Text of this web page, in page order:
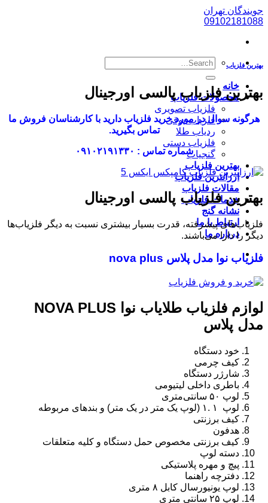
پرش
به
جویندگان تهران
09102181088
خانه
محصولات فلزیاب
فلزیاب تصویری
فلزیاب بوقی
ردیاب طلا
فلزیاب دستی
گنجیاب
بهترین فلزیاب
ارزانترین فلزیاب
مقالات فلزیاب
خدمات فلزیاب
نشانه گنج
ارتباط با ما
درباره ما
بهترین فلزیاب
بهترین فلزیاب پالسی اورجینال
هرگونه سوال در مورد خرید فلزیاب دارید با کارشناسان فروش ما
تماس بگیرید.
شماره تماس : ۰۹۱۰۲۱۹۱۳۳۰
بهترین فلزیاب پالسی اورجینال
فلزیاب‌های پیشرفته، قدرت بسیار بیشتری نسبت به دیگر فلزیاب‌ها
دیگر را دارا می‌باشند.
فلزیاب نوا مدل پلاس nova plus
لوازم فلزیاب طلایاب نوا NOVA PLUS
مدل پلاس
خود دستگاه
کیف چرمی
شارژر دستگاه
باطری داخلی لیتیومی
لوپ ۵۰ سانتی‌متری
لوپ ۱ .۱ (لوپ یک متر در یک متر) و بندهای مربوطه
کیف برزنتی
هدفون
کیف برزنتی مخصوص حمل دستگاه و کلیه متعلقات
دسته لوپ
پیچ و مهره پلاستیکی
دفترچه راهنما
لوپ یونیورسال کابل ۸ متری
لوپ ۲۵ سانتی متری